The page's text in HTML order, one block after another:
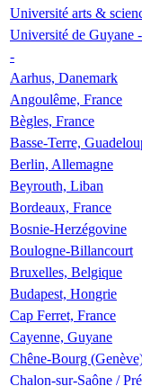
Université arts &
Université de Guyane
-
Aarhus, Danemark
Angoulême, France
Bègles, France
Basse-Terre,
Berlin, Allemagne
Beyrouth, Liban
Bordeaux, France
Bosnie-Herzégovine
Boulogne-Billancourt
Bruxelles, Belgique
Budapest, Hongrie
Cap Ferret, France
Cayenne, Guyane
Chêne-Bourg
Chalon-sur-Saône /